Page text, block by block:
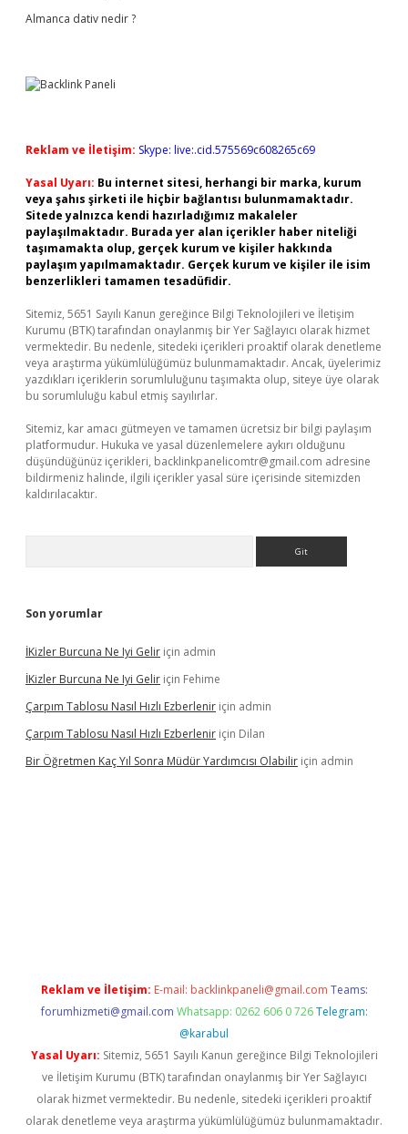
Almanca dativ nedir ?
Reklam ve İletişim: Skype: live:.cid.575569c608265c69
Yasal Uyarı: Bu internet sitesi, herhangi bir marka, kurum
veya şahıs şirketi ile hiçbir bağlantısı bulunmamaktadır.
Sitede yalnızca kendi hazırladığımız makaleler
paylaşılmaktadır. Burada yer alan içerikler haber niteliği
taşımamakta olup, gerçek kurum ve kişiler hakkında
paylaşım yapılmamaktadır. Gerçek kurum ve kişiler ile isim
benzerlikleri tamamen tesadüfidir.
Sitemiz, 5651 Sayılı Kanun gereğince Bilgi Teknolojileri ve İletişim
Kurumu (BTK) tarafından onaylanmış bir Yer Sağlayıcı olarak hizmet
vermektedir. Bu nedenle, sitedeki içerikleri proaktif olarak denetleme
veya araştırma yükümlülüğümüz bulunmamaktadır. Ancak, üyelerimiz
yazdıkları içeriklerin sorumluluğunu taşımakta olup, siteye üye olarak
bu sorumluluğu kabul etmiş sayılırlar.
Sitemiz, kar amacı gütmeyen ve tamamen ücretsiz bir bilgi paylaşım
platformudur. Hukuka ve yasal düzenlemelere aykırı olduğunu
düşündüğünüz içerikleri, backlinkpanelicomtr@gmail.com adresine
bildirmeniz halinde, ilgili içerikler yasal süre içerisinde sitemizden
kaldırılacaktır.
Son yorumlar
İKizler Burcuna Ne Iyi Gelir için admin
İKizler Burcuna Ne Iyi Gelir için Fehime
Çarpım Tablosu Nasıl Hızlı Ezberlenir için admin
Çarpım Tablosu Nasıl Hızlı Ezberlenir için Dilan
Bir Öğretmen Kaç Yıl Sonra Müdür Yardımcısı Olabilir için admin
Reklam ve İletişim: E-mail: backlinkpaneli@gmail.com Teams:
forumhizmeti@gmail.com Whatsapp: 0262 606 0 726 Telegram:
@karabul
Yasal Uyarı: Sitemiz, 5651 Sayılı Kanun gereğince Bilgi Teknolojileri
ve İletişim Kurumu (BTK) tarafından onaylanmış bir Yer Sağlayıcı
olarak hizmet vermektedir. Bu nedenle, sitedeki içerikleri proaktif
olarak denetleme veya araştırma yükümlülüğümüz bulunmamaktadır.